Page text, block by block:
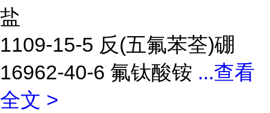
盐
1109-15-5 反(五氟苯荃)硼
16962-40-6 氟钛酸铵 ...查看
全文 >